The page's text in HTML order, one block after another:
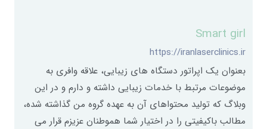
Smart girl
https://iranlaserclinics.ir
بعنوان یک اپراتور دستگاه های زیبایی، علاقه وافری به
موضوعات مرتبط با خدمات زیبایی داشته و دارم و در این
وبلاگ که تولید محتواهای آن به عهده گروه من گذاشته شده،
مطالب باکیفیتی را در اختیار شما هموطنان عزیزم قرار می